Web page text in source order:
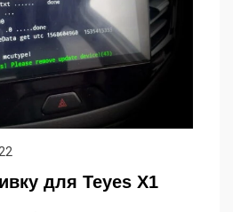
для Teyes X1